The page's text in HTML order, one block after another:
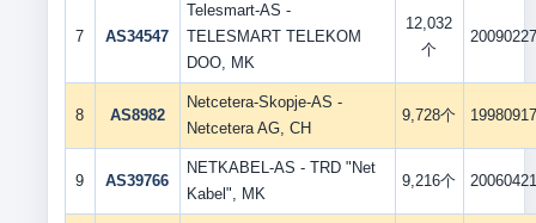
7 AS34547
Telesmart-AS -
TELESMART TELEKOM
DOO, MK
12,032
个
20090227
8 AS8982
Netcetera-Skopje-AS -
Netcetera AG, CH
9,728个 19980917
9 AS39766
NETKABEL-AS - TRD "Net
Kabel", MK
9,216个 20060421